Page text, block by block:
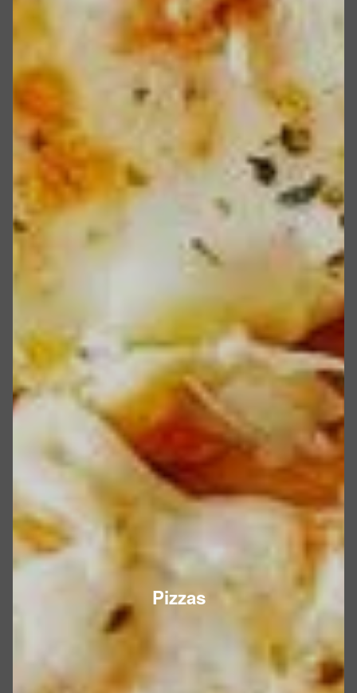
Pizzas